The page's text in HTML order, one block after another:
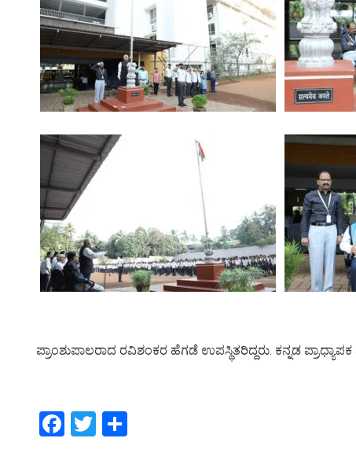
ಪ್ರಾಂಶುಪಾಲರಾದ ರವಿಶಂಕರ ಹೆಗಡೆ ಉಪಸ್ಥಿತರಿದ್ದರು. ಕನ್ನಡ
Facebook
Twitter